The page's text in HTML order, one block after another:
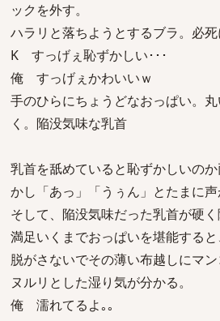
ックを外す。
ハラリと落ちようとするブラ。必死
K すっげぇ恥ずかしい･･･
俺 すっげぇかわいいｗ
手のひらにちょうどなおっぱい。
く。陥没気味な乳首
乳首を舐めていると恥ずかしいの
かし「あっ」「うぅん」とたまに
そして、陥没気味だった乳首が硬く
満足いくまでおっぱいを堪能する
脱がさないでその薄い布越しにマ
ヌルリとした湿り気が分かる。
俺 濡れてるよ｡｡